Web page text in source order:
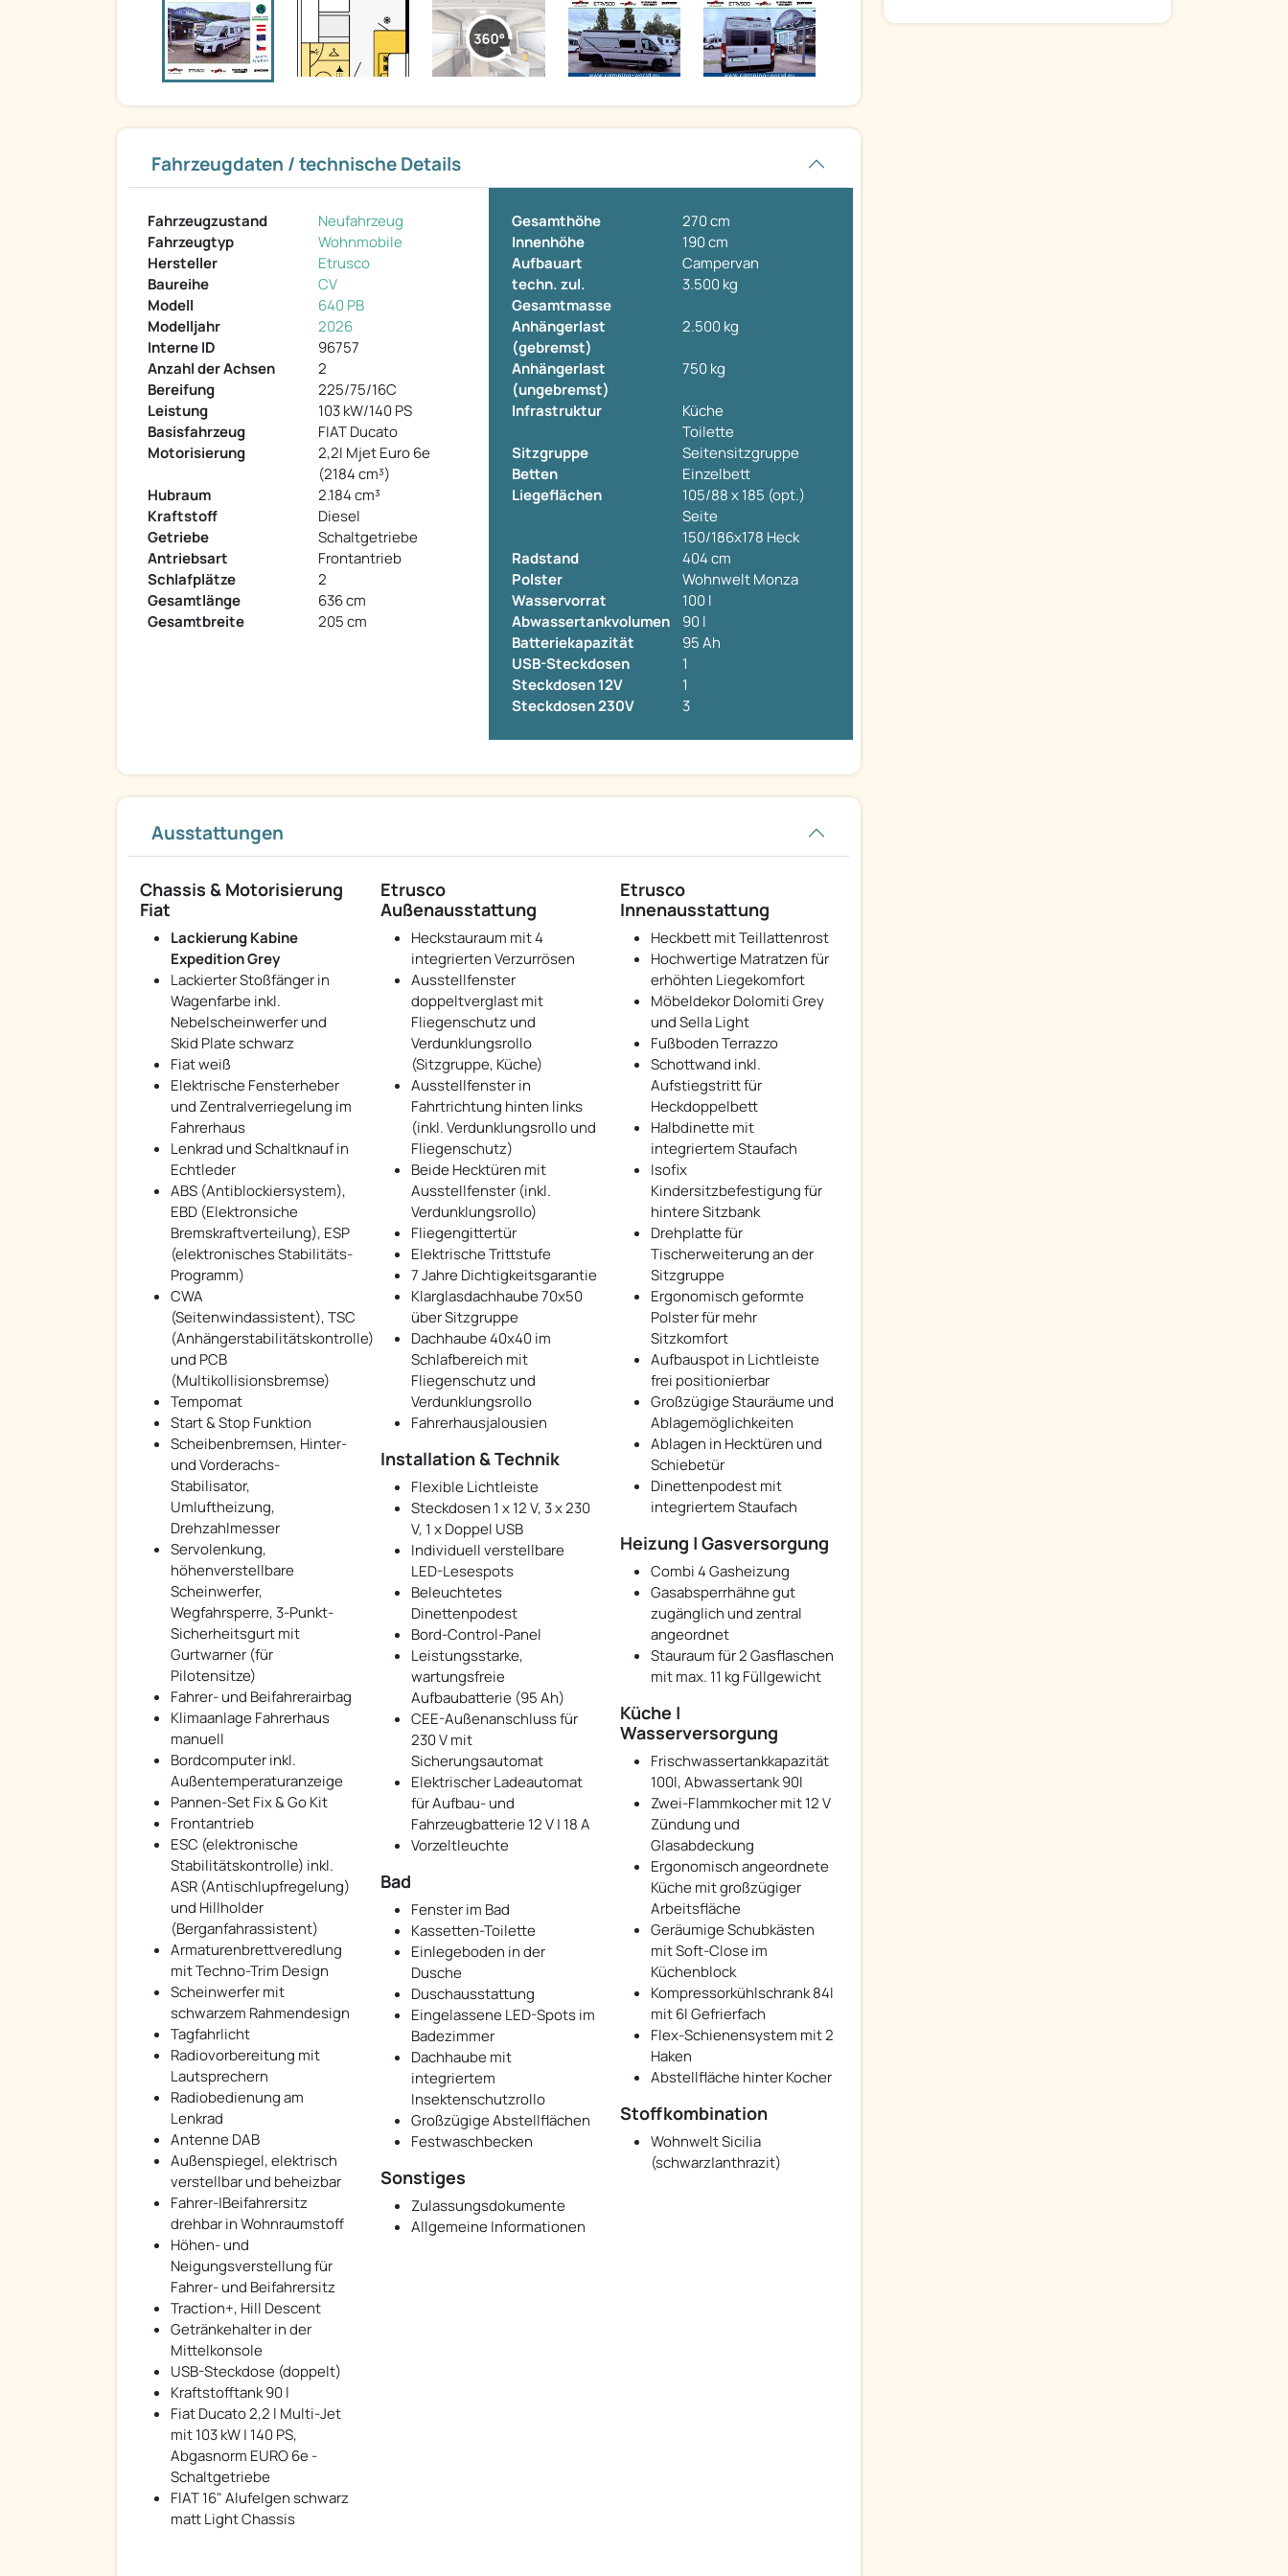
Fahrzeugdaten / technische Details
Fahrzeugzustand
Neufahrzeug
Fahrzeugtyp
Wohnmobile
Hersteller
Etrusco
Baureihe
CV
Modell
640 PB
Modelljahr
2026
Interne ID
96757
Anzahl der Achsen
2
Bereifung
225/75/16C
Leistung
103 kW/140 PS
Basisfahrzeug
FIAT Ducato
Motorisierung
2,2l Mjet Euro 6e
(2184 cm³)
Hubraum
2.184 cm³
Kraftstoff
Diesel
Getriebe
Schaltgetriebe
Antriebsart
Frontantrieb
Schlafplätze
2
Gesamtlänge
636 cm
Gesamtbreite
205 cm
Gesamthöhe
270 cm
Innenhöhe
190 cm
Aufbauart
Campervan
techn. zul.
Gesamtmasse
3.500 kg
Anhängerlast
(gebremst)
2.500 kg
Anhängerlast
(ungebremst)
750 kg
Infrastruktur
Küche
Toilette
Sitzgruppe
Seitensitzgruppe
Betten
Einzelbett
Liegeflächen
105/88 x 185 (opt.)
Seite
150/186x178 Heck
Radstand
404 cm
Polster
Wohnwelt Monza
Wasservorrat
100 l
Abwassertankvolumen
90 l
Batteriekapazität
95 Ah
USB-Steckdosen
1
Steckdosen 12V
1
Steckdosen 230V
3
Ausstattungen
Chassis & Motorisierung
Fiat
Lackierung Kabine
Expedition Grey
Lackierter Stoßfänger in
Wagenfarbe inkl.
Nebelscheinwerfer und
Skid Plate schwarz
Fiat weiß
Elektrische Fensterheber
und Zentralverriegelung im
Fahrerhaus
Lenkrad und Schaltknauf in
Echtleder
ABS (Antiblockiersystem),
EBD (Elektronsiche
Bremskraftverteilung), ESP
(elektronisches Stabilitäts-
Programm)
CWA
(Seitenwindassistent), TSC
(Anhängerstabilitätskontrolle)
und PCB
(Multikollisionsbremse)
Tempomat
Start & Stop Funktion
Scheibenbremsen, Hinter-
und Vorderachs-
Stabilisator,
Umluftheizung,
Drehzahlmesser
Servolenkung,
höhenverstellbare
Scheinwerfer,
Wegfahrsperre, 3-Punkt-
Sicherheitsgurt mit
Gurtwarner (für
Pilotensitze)
Fahrer- und Beifahrerairbag
Klimaanlage Fahrerhaus
manuell
Bordcomputer inkl.
Außentemperaturanzeige
Pannen-Set Fix & Go Kit
Frontantrieb
ESC (elektronische
Stabilitätskontrolle) inkl.
ASR (Antischlupfregelung)
und Hillholder
(Berganfahrassistent)
Armaturenbrettveredlung
mit Techno-Trim Design
Scheinwerfer mit
schwarzem Rahmendesign
Tagfahrlicht
Radiovorbereitung mit
Lautsprechern
Radiobedienung am
Lenkrad
Antenne DAB
Außenspiegel, elektrisch
verstellbar und beheizbar
Fahrer-|Beifahrersitz
drehbar in Wohnraumstoff
Höhen- und
Neigungsverstellung für
Fahrer- und Beifahrersitz
Traction+, Hill Descent
Getränkehalter in der
Mittelkonsole
USB-Steckdose (doppelt)
Kraftstofftank 90 l
Fiat Ducato 2,2 l Multi-Jet
mit 103 kW | 140 PS,
Abgasnorm EURO 6e -
Schaltgetriebe
FIAT 16" Alufelgen schwarz
matt Light Chassis
Etrusco
Außenausstattung
Heckstauraum mit 4
integrierten Verzurrösen
Ausstellfenster
doppeltverglast mit
Fliegenschutz und
Verdunklungsrollo
(Sitzgruppe, Küche)
Ausstellfenster in
Fahrtrichtung hinten links
(inkl. Verdunklungsrollo und
Fliegenschutz)
Beide Hecktüren mit
Ausstellfenster (inkl.
Verdunklungsrollo)
Fliegengittertür
Elektrische Trittstufe
7 Jahre Dichtigkeitsgarantie
Klarglasdachhaube 70x50
über Sitzgruppe
Dachhaube 40x40 im
Schlafbereich mit
Fliegenschutz und
Verdunklungsrollo
Fahrerhausjalousien
Etrusco
Innenausstattung
Heckbett mit Teillattenrost
Hochwertige Matratzen für
erhöhten Liegekomfort
Möbeldekor Dolomiti Grey
und Sella Light
Fußboden Terrazzo
Schottwand inkl.
Aufstiegstritt für
Heckdoppelbett
Halbdinette mit
integriertem Staufach
Isofix
Kindersitzbefestigung für
hintere Sitzbank
Drehplatte für
Tischerweiterung an der
Sitzgruppe
Ergonomisch geformte
Polster für mehr
Sitzkomfort
Aufbauspot in Lichtleiste
frei positionierbar
Großzügige Stauräume und
Ablagemöglichkeiten
Ablagen in Hecktüren und
Schiebetür
Dinettenpodest mit
integriertem Staufach
Installation & Technik
Flexible Lichtleiste
Steckdosen 1 x 12 V, 3 x 230
V, 1 x Doppel USB
Individuell verstellbare
LED-Lesespots
Beleuchtetes
Dinettenpodest
Bord-Control-Panel
Leistungsstarke,
wartungsfreie
Aufbaubatterie (95 Ah)
CEE-Außenanschluss für
230 V mit
Sicherungsautomat
Elektrischer Ladeautomat
für Aufbau- und
Fahrzeugbatterie 12 V | 18 A
Vorzeltleuchte
Heizung | Gasversorgung
Combi 4 Gasheizung
Gasabsperrhähne gut
zugänglich und zentral
angeordnet
Stauraum für 2 Gasflaschen
mit max. 11 kg Füllgewicht
Küche |
Wasserversorgung
Frischwassertankkapazität
100l, Abwassertank 90l
Zwei-Flammkocher mit 12 V
Zündung und
Glasabdeckung
Ergonomisch angeordnete
Küche mit großzügiger
Arbeitsfläche
Geräumige Schubkästen
mit Soft-Close im
Küchenblock
Kompressorkühlschrank 84l
mit 6l Gefrierfach
Flex-Schienensystem mit 2
Haken
Abstellfläche hinter Kocher
Bad
Fenster im Bad
Kassetten-Toilette
Einlegeboden in der
Dusche
Duschausstattung
Eingelassene LED-Spots im
Badezimmer
Dachhaube mit
integriertem
Insektenschutzrollo
Großzügige Abstellflächen
Festwaschbecken
Stoffkombination
Wohnwelt Sicilia
(schwarz|anthrazit)
Sonstiges
Zulassungsdokumente
Allgemeine Informationen